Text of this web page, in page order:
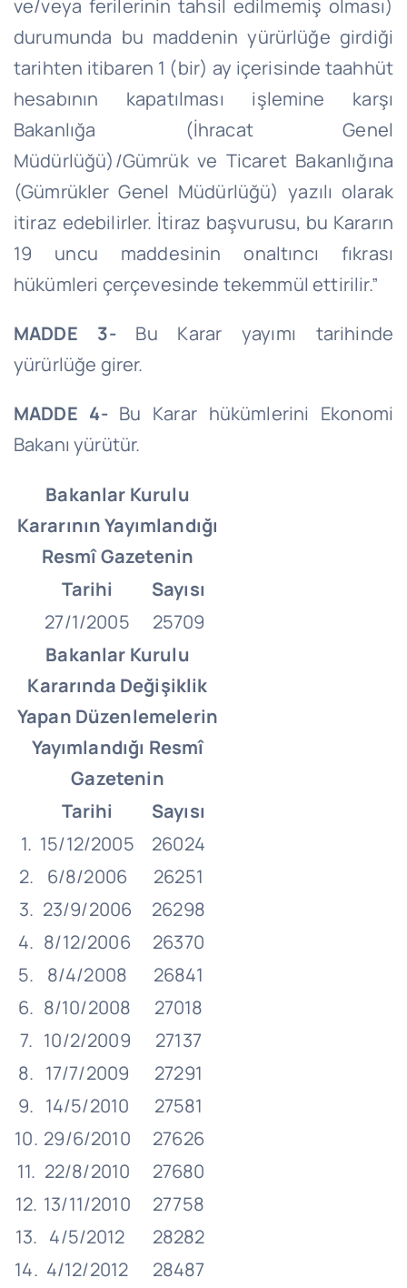
ve/veya ferilerinin tahsil edilmemiş olması)
durumunda bu maddenin yürürlüğe girdiği
tarihten itibaren 1 (bir) ay içerisinde taahhüt
hesabının kapatılması işlemine karşı
Bakanlığa (İhracat Genel
Müdürlüğü)/Gümrük ve Ticaret Bakanlığına
(Gümrükler Genel Müdürlüğü) yazılı olarak
itiraz edebilirler. İtiraz başvurusu, bu Kararın
19 uncu maddesinin onaltıncı fıkrası
hükümleri çerçevesinde tekemmül ettirilir.”
MADDE 3- Bu Karar yayımı tarihinde
yürürlüğe girer.
MADDE 4-Bu Karar hükümlerini Ekonomi
Bakanı yürütür.
Bakanlar Kurulu
Kararının Yayımlandığı
Resmî Gazetenin
Tarihi
Sayısı
27/1/2005
25709
Bakanlar Kurulu
Kararında Değişiklik
Yapan Düzenlemelerin
Yayımlandığı Resmî
Gazetenin
Tarihi
Sayısı
1. 15/12/2005
26024
2.
6/8/2006
26251
3. 23/9/2006
26298
4. 8/12/2006
26370
5.
8/4/2008
26841
6. 8/10/2008
27018
7. 10/2/2009
27137
8. 17/7/2009
27291
9. 14/5/2010
27581
10. 29/6/2010
27626
11. 22/8/2010
27680
12. 13/11/2010
27758
13. 4/5/2012
28282
14. 4/12/2012
28487